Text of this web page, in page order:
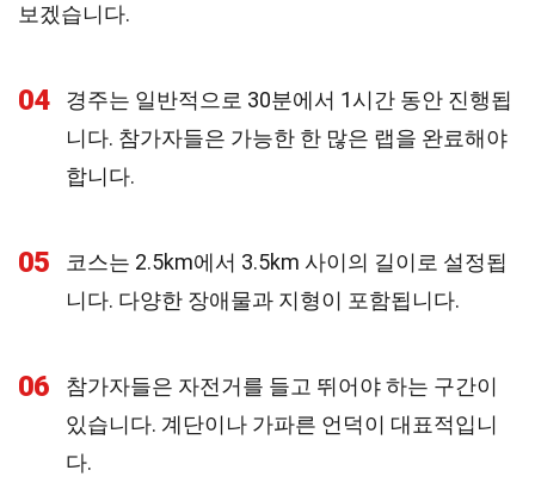
보겠습니다.
04
경주는 일반적으로 30분에서 1시간 동안 진행됩
니다. 참가자들은 가능한 한 많은 랩을 완료해야
합니다.
05
코스는 2.5km에서 3.5km 사이의 길이로 설정됩
니다. 다양한 장애물과 지형이 포함됩니다.
06
참가자들은 자전거를 들고 뛰어야 하는 구간이
있습니다. 계단이나 가파른 언덕이 대표적입니
다.